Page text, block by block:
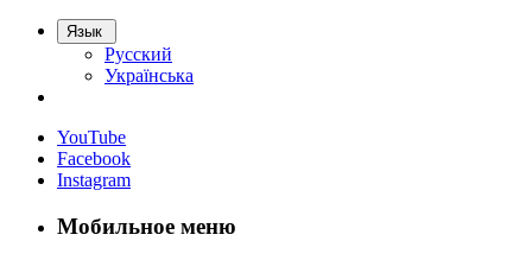
Язык
Русский
Українська
YouTube
Facebook
Instagram
Мобильное меню